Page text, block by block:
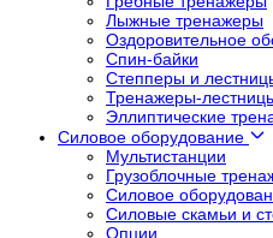
Лыжные тренажеры
Оздоровительное
Спин-байки
Степперы и
Тренажеры-
Эллиптические
Силовое оборудование
Мультистанции
Грузоблочные
Силовое
Силовые скамьи и
Опции